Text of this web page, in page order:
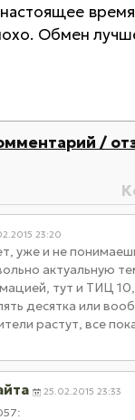
Обмен
/
23:20
уже и не
актуальную
тут и ТИЦ
десятка или
растут, все
25.02.2015 23:33